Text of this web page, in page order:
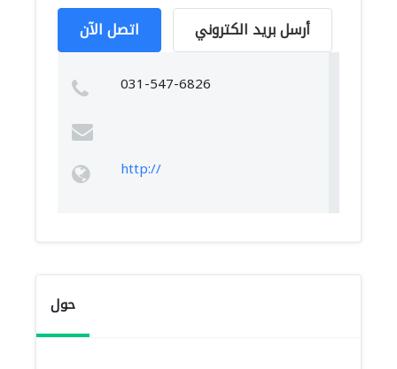
اتصل الآن أرسل بريد الكتروني
031-547-6826
http://
حول